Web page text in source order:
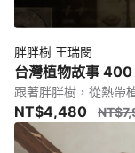
胖胖樹 王瑞閔
台灣植物故事 400
跟著胖胖樹，從熱帶
NT$4,480